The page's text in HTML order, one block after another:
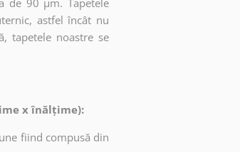
astfel încât nu
tapetele noastre se
x înălțime):
fiind compusă din